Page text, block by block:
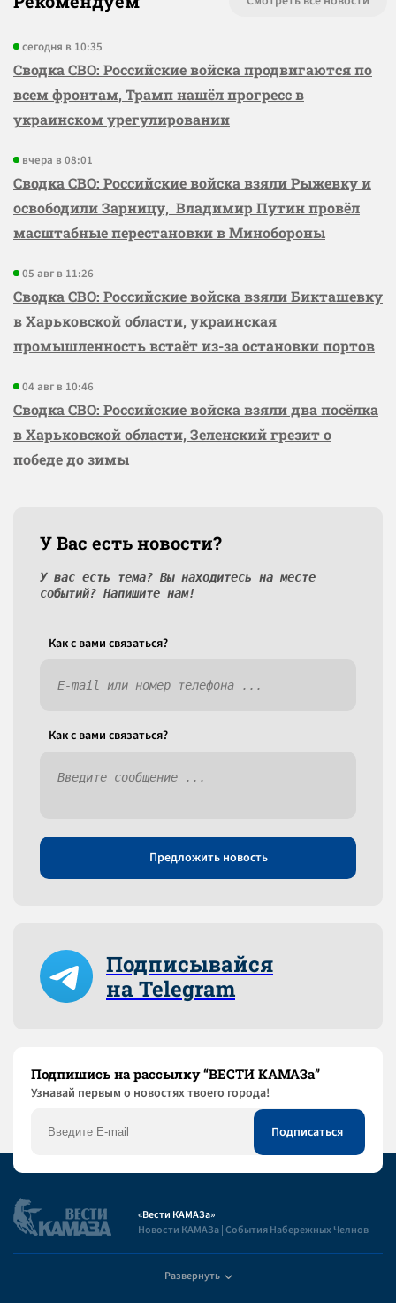
сегодня в 10:35
Сводка СВО: Российские войска продвигаются по
всем фронтам, Трамп нашёл прогресс в
украинском урегулировании
вчера в 08:01
Сводка СВО: Российские войска взяли Рыжевку и
освободили Зарницу, Владимир Путин провёл
масштабные перестановки в Минобороны
05 авг в 11:26
Сводка СВО: Российские войска взяли Бикташевку
в Харьковской области, украинская
промышленность встаёт из-за остановки портов
04 авг в 10:46
Сводка СВО: Российские войска взяли два посёлка
в Харьковской области, Зеленский грезит о
победе до зимы
У Вас есть новости?
У вас есть тема? Вы находитесь на месте
событий? Напишите нам!
Как c вами связаться?
Как c вами связаться?
Предложить новость
Подписывайся
на Telegram
Подпишись на рассылку “ВЕСТИ КАМАЗа”
Узнaвай первым о новостях твоего города!
«Вести КАМАЗа»
Новости КАМАЗа | События Набережных Челнов
Развернуть